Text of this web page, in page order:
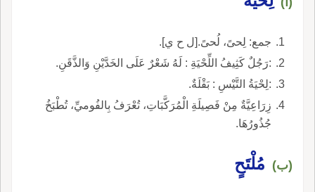
جمع: لِحىً، لُحىً.[ل ح ي].
:رَجُلٌ كَثِيفُ اللِّحْيَةِ : لَهُ شَعْرٌ عَلَى الخَدَّيْنِ وَالذَّقَنِ.
:لِحْيَةُ التَّيْسِ : بَقْلَةٌ.
زِرَاعِيَّةٌ مِنْ فَصِيلَةِ الْمُرَكَّبَاتِ، تُعْرَفُ بِالفُوميِّ، تُطْبَخُ
جُذُورُهَا.
(ب) مُلْتَحٍ